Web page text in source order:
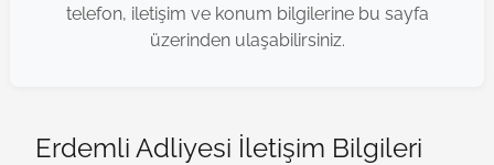
telefon, iletişim ve konum bilgilerine bu sayfa
üzerinden ulaşabilirsiniz.
Erdemli Adliyesi İletişim Bilgileri